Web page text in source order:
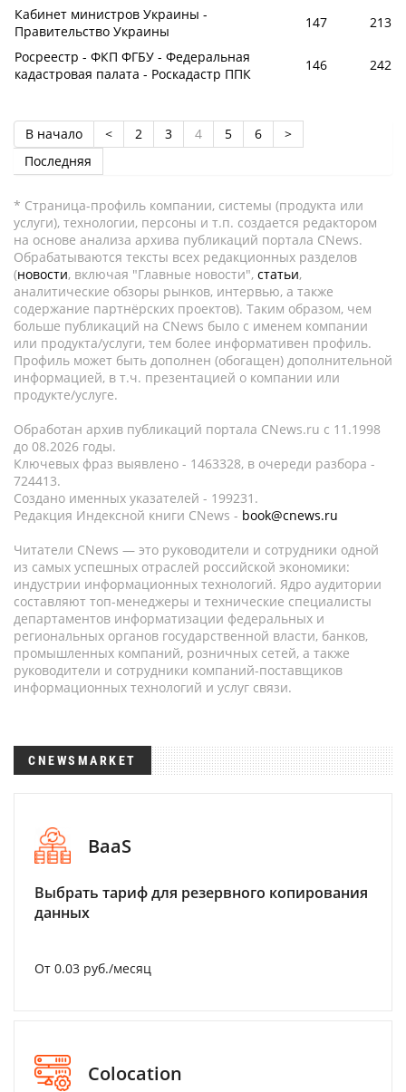
Кабинет министров Украины -
Правительство Украины
147
213
Росреестр - ФКП ФГБУ - Федеральная
кадастровая палата - Роскадастр ППК
146 242
В начало < 2 3 4 5 6
>
Последняя
* Страница-профиль компании, системы (продукта или
услуги), технологии, персоны и т.п. создается редактором
на основе анализа архива публикаций портала CNews.
Обрабатываются тексты всех редакционных разделов
(новости, включая "Главные новости", статьи,
аналитические обзоры рынков, интервью, а также
содержание партнёрских проектов). Таким образом, чем
больше публикаций на CNews было с именем компании
или продукта/услуги, тем более информативен профиль.
Профиль может быть дополнен (обогащен) дополнительной
информацией, в т.ч. презентацией о компании или
продукте/услуге.
Обработан архив публикаций портала CNews.ru c 11.1998
до 08.2026 годы.
Ключевых фраз выявлено - 1463328, в очереди разбора -
724413.
Создано именных указателей - 199231.
Редакция Индексной книги CNews - book@cnews.ru
Читатели CNews — это руководители и сотрудники одной
из самых успешных отраслей российской экономики:
индустрии информационных технологий. Ядро аудитории
составляют топ-менеджеры и технические специалисты
департаментов информатизации федеральных и
региональных органов государственной власти, банков,
промышленных компаний, розничных сетей, а также
руководители и сотрудники компаний-поставщиков
информационных технологий и услуг связи.
CNEWSMARKET
BaaS
Выбрать тариф для резервного копирования
данных
От 0.03 руб./месяц
Colocation